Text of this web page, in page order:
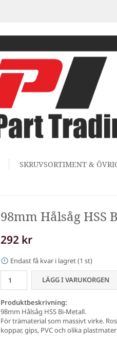
SKRUVSORTIMENT &
98mm Hålsåg HSS
292 kr
Endast få kvar i lagret (1 st)
LÄGG I VARUKORGEN
Produktbeskrivning:
98mm Hålsåg HSS Bi-Metall.
För trämaterial som massivt virke.
koppar, gips, PVC och olika